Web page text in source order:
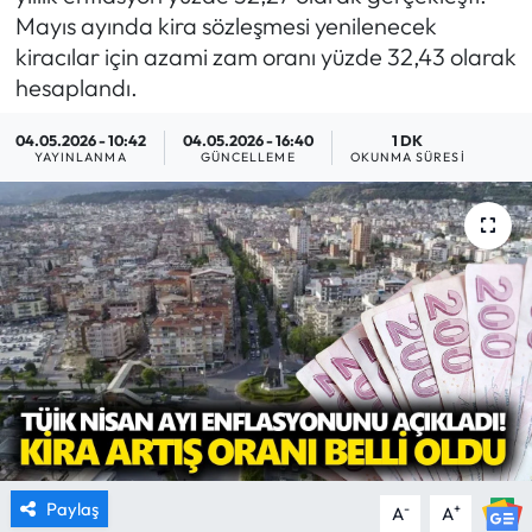
Mayıs ayında kira sözleşmesi yenilenecek
kiracılar için azami zam oranı yüzde 32,43 olarak
hesaplandı.
04.05.2026 - 10:42
YAYINLANMA
04.05.2026 - 16:40
GÜNCELLEME
1 DK
OKUNMA SÜRESI
Paylaş A- A+
MAGAZİN
SAĞLIK
SİYASET
SPOR
TARIM
TURİZM
YAŞAM
RESMİ İLANLAR
HABER İLAN